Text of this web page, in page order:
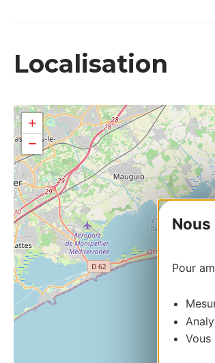
Pour
Vous
Localisation
+
−